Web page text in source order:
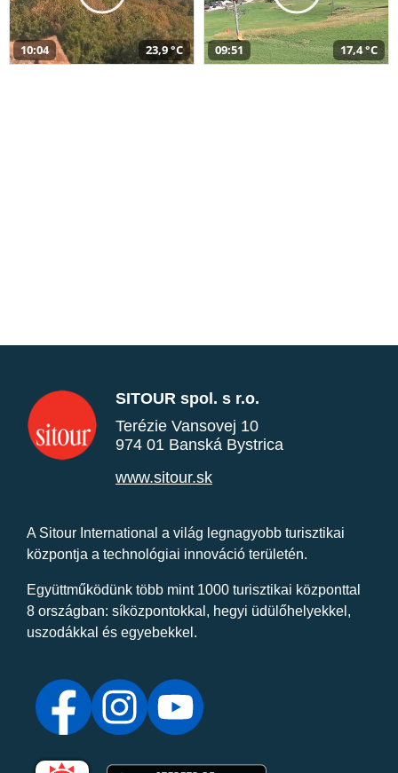
10:04 23,9 °C 09:51 17,4 °C
SITOUR spol. s r.o.
Terézie Vansovej 10
974 01 Banská Bystrica
www.sitour.sk
A Sitour International a világ legnagyobb turisztikai
központja a technológiai innováció területén.
Együttműködünk több mint 1000 turisztikai központtal
8 országban: síközpontokkal, hegyi üdülőhelyekkel,
uszodákkal és egyebekkel.